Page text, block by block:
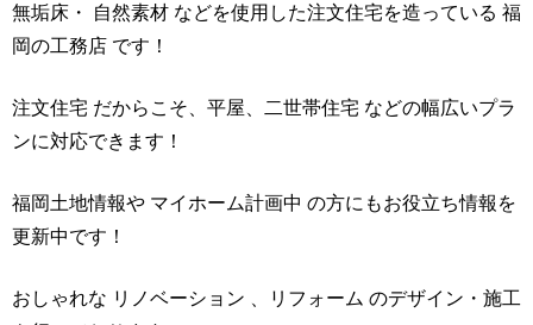
無垢床・ 自然素材 などを使用した注文住宅を造っている 福
岡の工務店 です！
注文住宅 だからこそ、平屋、二世帯住宅 などの幅広いプラ
ンに対応できます！
福岡土地情報や マイホーム計画中 の方にもお役立ち情報を
更新中です！
おしゃれな リノベーション 、リフォーム のデザイン・施工